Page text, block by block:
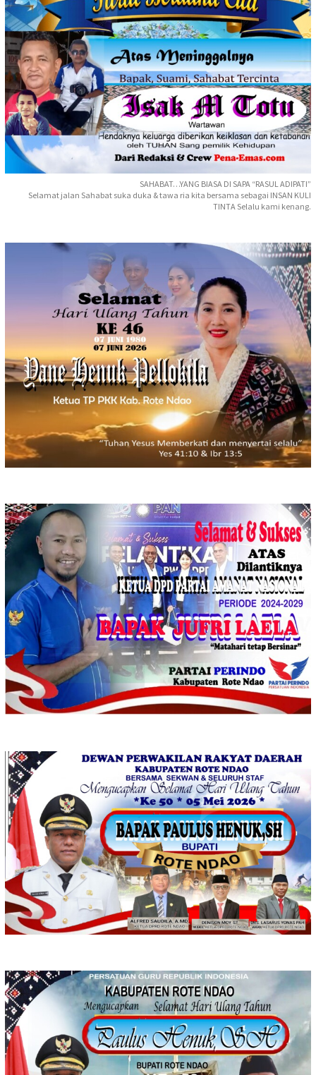
SAHABAT…YANG BIASA DI SAPA “RASUL ADIPATI”
Selamat jalan Sahabat suka duka & tawa ria kita bersama sebagai INSAN KULI
TINTA Selalu kami kenang.